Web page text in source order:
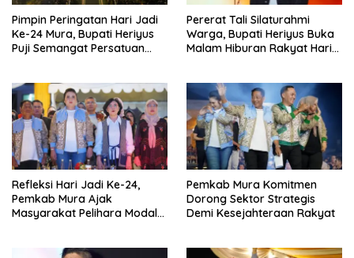
Pimpin Peringatan Hari Jadi
Ke-24 Mura, Bupati Heriyus
Puji Semangat Persatuan
Pererat Tali Silaturahmi
Warga, Bupati Heriyus Buka
Malam Hiburan Rakyat Hari
Refleksi Hari Jadi Ke-24,
Pemkab Mura Ajak
Masyarakat Pelihara Modal
Pemkab Mura Komitmen
Dorong Sektor Strategis
Demi Kesejahteraan Rakyat